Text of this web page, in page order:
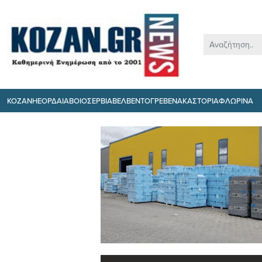
ΚΟΖΑΝΗΕΟΡΔΑΙΑΒΟΙΟΣΕΡΒΙΑΒΕΛΒΕΝΤΟΓΡΕΒΕΝΑΚΑΣΤΟΡΙΑΦΛΩΡΙΝΑ